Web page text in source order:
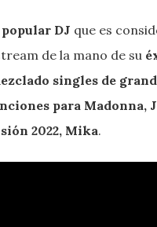
DJ que es
de la mano de su
singles de
para Madonna,
2022, Mika.